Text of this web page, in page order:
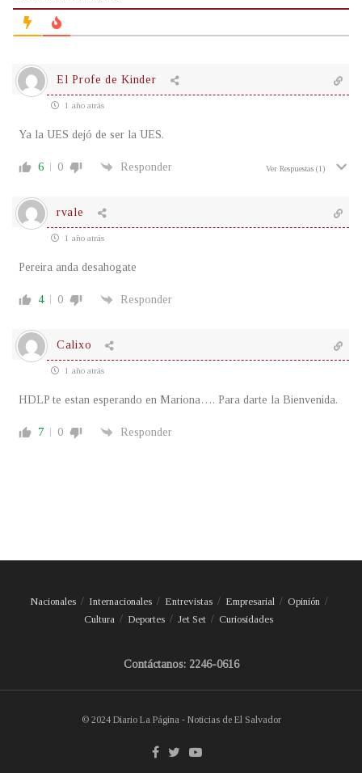
El Profe de Kinder
1 año atrás
Ya la UES dejó de ser la UES.
6 0 Responder Ver Respuestas (1)
rvale
1 año atrás
Pereira anda desahogate
4 0 Responder
Calixo
1 año atrás
HDLP te estan esperando en Mariona…. Para darte la Bienvenida.
7 0 Responder
Nacionales Internacionales Entrevistas Empresarial
Opinión
Cultura
Deportes Jet Set Curiosidades
Contáctanos: 2246-0616
© 2024 Diario La Página - Noticias de El Salvador